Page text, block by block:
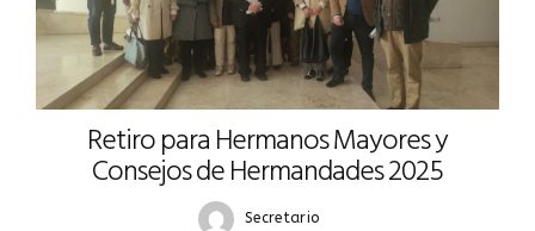
Retiro para Hermanos Mayores y
Consejos de Hermandades 2025
Secretario